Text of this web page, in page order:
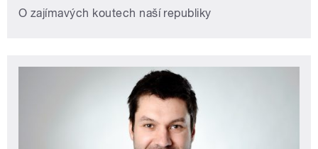
O zajímavých koutech naší republiky